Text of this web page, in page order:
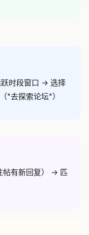
时段窗口 → 选择
"去探索论坛"）
帖有新回复） → 匹